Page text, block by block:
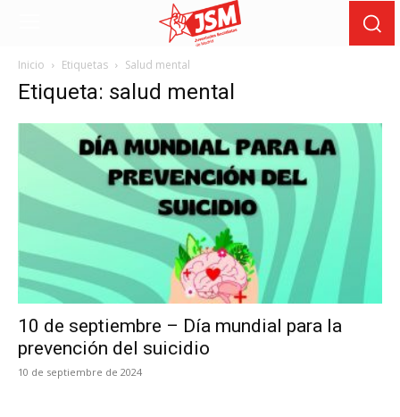
Inicio Etiquetas Salud mental
Etiqueta: salud mental
10 de septiembre – Día mundial para la
prevención del suicidio
10 de septiembre de 2024